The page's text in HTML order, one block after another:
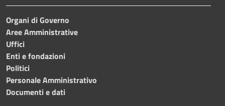
Organi di Governo
Aree Amministrative
Uffici
Enti e fondazioni
Politici
Personale Amministrativo
Documenti e dati